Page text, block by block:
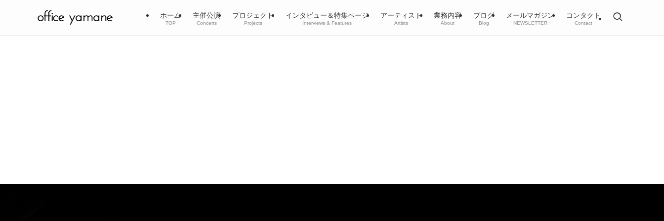
ホーム
TOP
主催公演
Concerts
プロジェクト
Projects
インタビュー＆特集ページ
Interviews & Features
アーティスト
Artists
業務内容
About
ブログ
Blog
メールマガジン
NEWSLETTER
コンタクト
Contact